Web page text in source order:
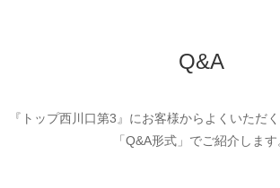
Q&A
『トップ西川口第3』にお客様からよくいただ
「Q&A形式」でご紹介します